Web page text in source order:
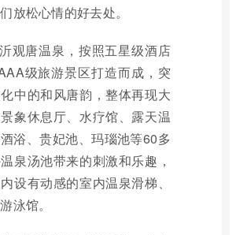
放松心情的好去处。
观唐温泉，按照五星级酒店
级旅游景区打造而成，突
中的和风唐韵，整体再现大
象休息厅、水疗馆、露天温
浴、贵妃池、玛瑙池等60多
泉汤池带来的刺激和乐趣，
设有动感的室内温泉滑梯、
泳馆。